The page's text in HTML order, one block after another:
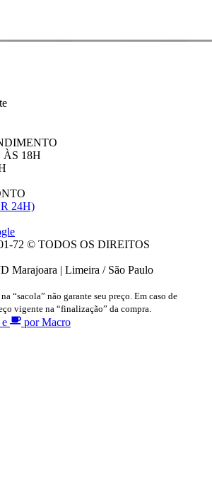
ÀS 18H
24H)
72 © TODOS OS DIREITOS
Marajoara | Limeira / São Paulo
“sacola” não garante seu preço. Em caso de
vigente na “finalização” da compra.
e por Macro